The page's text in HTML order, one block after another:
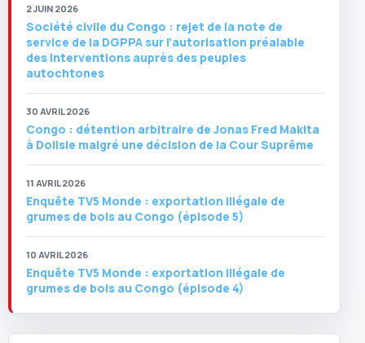
2 JUIN 2026
Société civile du Congo : rejet de la note de
service de la DGPPA sur l’autorisation préalable
des interventions auprès des peuples
autochtones
30 AVRIL 2026
Congo : détention arbitraire de Jonas Fred Makita
à Dolisie malgré une décision de la Cour Suprême
11 AVRIL 2026
Enquête TV5 Monde : exportation illégale de
grumes de bois au Congo (épisode 5)
10 AVRIL 2026
Enquête TV5 Monde : exportation illégale de
grumes de bois au Congo (épisode 4)